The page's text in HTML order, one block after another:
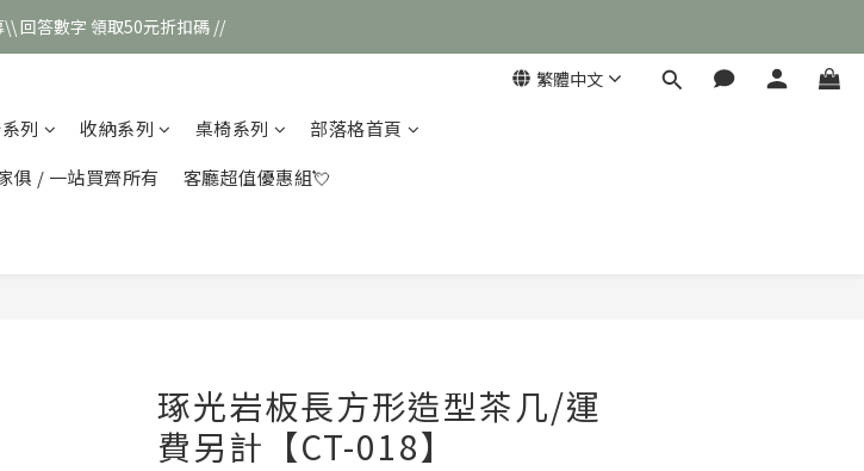
註冊// 贈100元購物金❣️
\\ 回答數字 領取50元折扣碼 //
繁體中文
列 收納系列 桌椅系列
部落格首頁
俱 / 一站買齊所有
客廳超值優惠組💘
琢光岩板長方形造型茶几/運
費另計【CT-018】